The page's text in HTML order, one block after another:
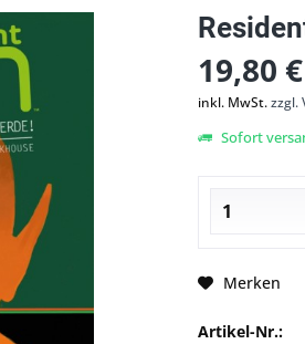
19,80
inkl. MwSt.zzgl.
Sofort
Merken
Artikel-Nr.: